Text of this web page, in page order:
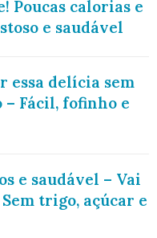
Poucas calorias e
e saudável
essa delícia sem
Fácil, fofinho e
e saudável – Vai
trigo, açúcar e